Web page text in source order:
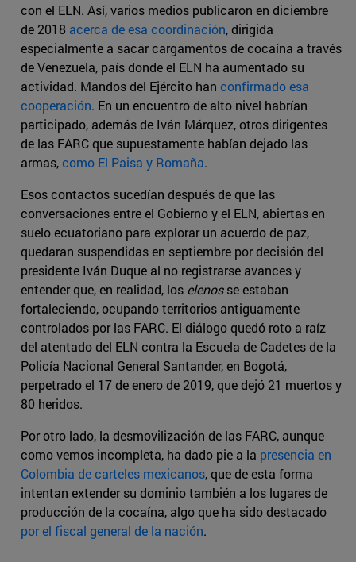
con el ELN. Así, varios medios publicaron en diciembre
de 2018 acerca de esa coordinación, dirigida
especialmente a sacar cargamentos de cocaína a través
de Venezuela, país donde el ELN ha aumentado su
actividad. Mandos del Ejército han confirmado esa
cooperación. En un encuentro de alto nivel habrían
participado, además de Iván Márquez, otros dirigentes
de las FARC que supuestamente habían dejado las
armas,como El Paisa y Romaña.
Esos contactos sucedían después de que las
conversaciones entre el Gobierno y el ELN, abiertas en
suelo ecuatoriano para explorar un acuerdo de paz,
quedaran suspendidas en septiembre por decisión del
presidente Iván Duque al no registrarse avances y
entender que, en realidad, los elenosse estaban
fortaleciendo, ocupando territorios antiguamente
controlados por las FARC. El diálogo quedó roto a raíz
del atentado del ELN contra la Escuela de Cadetes de la
Policía Nacional General Santander, en Bogotá,
perpetrado el 17 de enero de 2019, que dejó 21 muertos y
80 heridos.
Por otro lado, la desmovilización de las FARC, aunque
como vemos incompleta, ha dado pie a la presencia en
Colombia de carteles mexicanos, que de esta forma
intentan extender su dominio también a los lugares de
producción de la cocaína, algo que ha sido destacado
por el fiscal general de la nación.